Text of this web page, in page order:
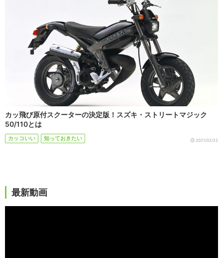
カッ飛び原付スクーターの決定版！スズキ・ストリートマジック
50/110とは
カッコいい 知っておきたい 2021/02/22
最新動画